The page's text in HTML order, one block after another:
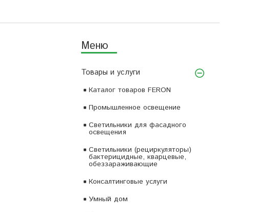
Товары и услуги
Каталог товаров FERON
Промышленное освещение
Светильники для фасадного
освещения
Светильники (рециркуляторы)
бактерицидные, кварцевые,
обеззараживающие
Консалтинговые услуги
Умный дом